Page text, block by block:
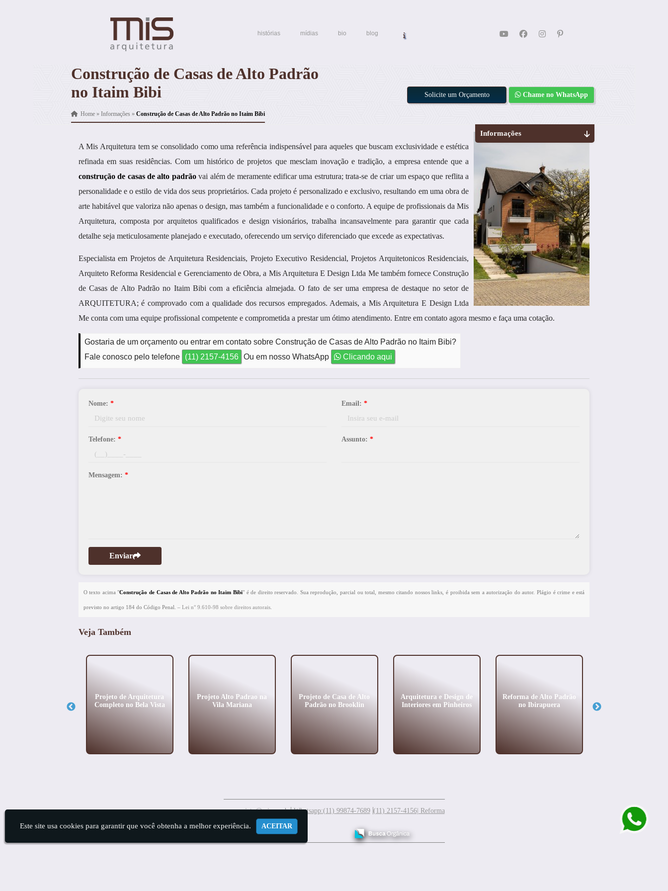
histórias mídias bio blog
Construção de Casas de Alto Padrão
no Itaim Bibi
Home» Informações » Construção de Casas de Alto Padrão no Itaim Bibi
Solicite um Orçamento Chame no WhatsApp
A Mis Arquitetura tem se consolidado como uma referência indispensável para aqueles que buscam exclusividade e estética
refinada em suas residências. Com um histórico de projetos que mesclam inovação e tradição, a empresa entende que a
construção de casas de alto padrãovai além de meramente edificar uma estrutura; trata-se de criar um espaço que reflita a
personalidade e o estilo de vida dos seus proprietários. Cada projeto é personalizado e exclusivo, resultando em uma obra de
arte habitável que valoriza não apenas o design, mas também a funcionalidade e o conforto. A equipe de profissionais da Mis
Arquitetura, composta por arquitetos qualificados e design visionários, trabalha incansavelmente para garantir que cada
detalhe seja meticulosamente planejado e executado, oferecendo um serviço diferenciado que excede as expectativas.
Especialista em Projetos de Arquitetura Residenciais, Projeto Executivo Residencial, Projetos Arquitetonicos Residenciais,
Arquiteto Reforma Residencial e Gerenciamento de Obra, a Mis Arquitetura E Design Ltda Me também fornece Construção
de Casas de Alto Padrão no Itaim Bibi com a eficiência almejada. O fato de ser uma empresa de destaque no setor de
ARQUITETURA; é comprovado com a qualidade dos recursos empregados. Ademais, a Mis Arquitetura E Design Ltda
Me conta com uma equipe profissional competente e comprometida a prestar um ótimo atendimento. Entre em contato agora mesmo e faça uma cotação.
Gostaria de um orçamento ou entrar em contato sobre Construção de Casas de Alto Padrão no Itaim Bibi?
Fale conosco pelo telefone
(11) 2157-4156 Ou em nosso WhatsApp Clicando aqui
Nome: * Email: *
Telefone: * Assunto: *
Mensagem: *
Enviar
O texto acima "Construção de Casas de Alto Padrão no Itaim Bibi" é de direito reservado. Sua reprodução, parcial ou total, mesmo citando nossos links, é proibida sem a autorização do autor. Plágio é crime e está
previsto no artigo 184 do Código Penal. – Lei n° 9.610-98 sobre direitos autorais.
Informações
Veja Também
Projeto de Arquitetura
Completo no Bela Vista
Projeto Alto Padrao na
Vila Mariana
Projeto de Casa de Alto
Padrão no Brooklin
Arquitetura e Design de
Interiores em Pinheiros
Reforma de Alto Padrão
no Ibirapuera
meuprojeto@mis.arq.br Whatsapp:(11) 99874-7689 (11) 2157-4156| Reforma
Este site usa cookies para garantir que você obtenha a melhor experiência. ACEITAR